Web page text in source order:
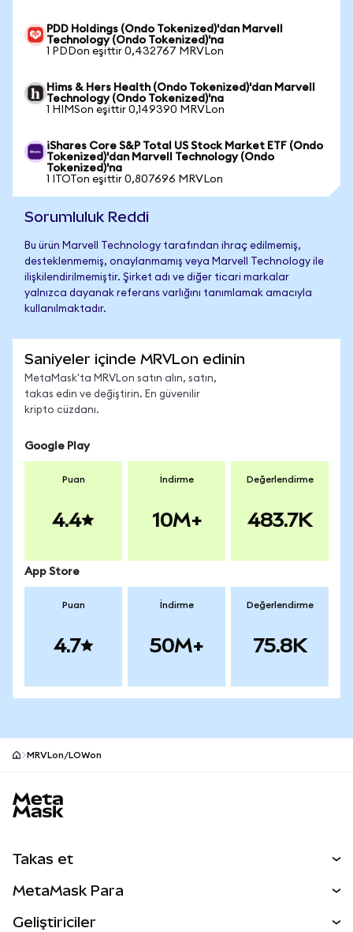
PDD Holdings (Ondo Tokenized)'dan Marvell
Technology (Ondo Tokenized)'na
1 PDDon eşittir 0,432767 MRVLon
Hims & Hers Health (Ondo Tokenized)'dan Marvell
Technology (Ondo Tokenized)'na
1 HIMSon eşittir 0,149390 MRVLon
iShares Core S&P Total US Stock Market ETF (Ondo
Tokenized)'dan Marvell Technology (Ondo
Tokenized)'na
1 ITOTon eşittir 0,807696 MRVLon
Sorumluluk Reddi
Bu ürün Marvell Technology tarafından ihraç edilmemiş,
desteklenmemiş, onaylanmamış veya Marvell Technology ile
ilişkilendirilmemiştir. Şirket adı ve diğer ticari markalar
yalnızca dayanak referans varlığını tanımlamak amacıyla
kullanılmaktadır.
Saniyeler içinde MRVLon edinin
MetaMask'ta MRVLon satın alın, satın,
takas edin ve değiştirin. En güvenilir
kripto cüzdanı.
Google Play
Puan
4.4
İndirme
10M+
Değerlendirme
483.7K
App Store
Puan
4.7
İndirme
50M+
Değerlendirme
75.8K
MRVLon/LOWon
Takas et
MetaMask Para
Geliştiriciler